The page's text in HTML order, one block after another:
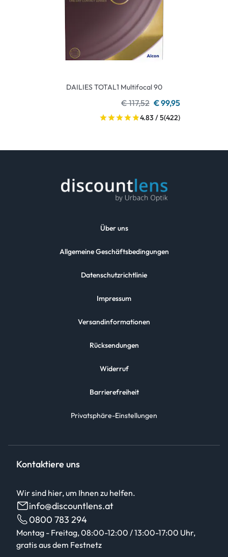
DAILIES TOTAL1 Multifocal 90
€ 117,52 € 99,95
4.83 / 5(422)
Über uns
Allgemeine Geschäftsbedingungen
Datenschutzrichtlinie
Impressum
Versandinformationen
Rücksendungen
Widerruf
Barrierefreiheit
Privatsphäre-Einstellungen
Kontaktiere uns
Wir sind hier, um Ihnen zu helfen.
info@discountlens.at
0800 783 294
Montag - Freitag, 08:00-12:00 / 13:00-17:00 Uhr,
gratis aus dem Festnetz